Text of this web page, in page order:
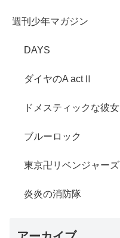
週刊少年マガジン
DAYS
ダイヤのA actⅡ
ドメスティックな彼女
ブルーロック
東京卍リベンジャーズ
炎炎の消防隊